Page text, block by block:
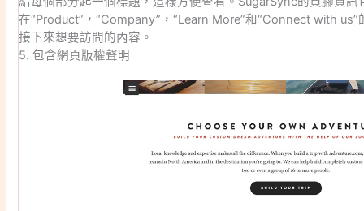
在“Product”，“Company”，“Learn More”和“Connect with
接下來想要訪問的內容。
5. 包含網頁版權聲明